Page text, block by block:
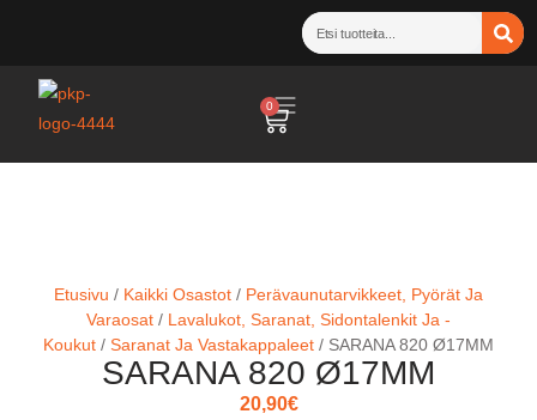
0
Etusivu / Kaikki Osastot / Perävaunutarvikkeet, Pyörät Ja
Varaosat / Lavalukot, Saranat, Sidontalenkit Ja -
Koukut / Saranat Ja Vastakappaleet / SARANA 820 Ø17MM
SARANA 820 Ø17MM
20,90€